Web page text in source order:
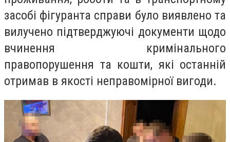
засобі фігуранта справи було виявлено та
вилучено підтверджуючі документи щодо
вчинення кримінального
правопорушення та кошти, які останній
отримав в якості неправомірної вигоди.